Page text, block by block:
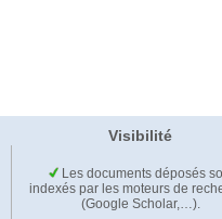
Visibilité
Les documents déposés
indexés par les moteurs de
(Google Scholar,…).